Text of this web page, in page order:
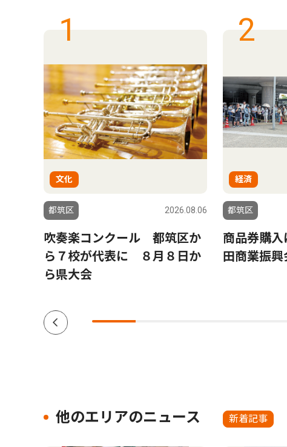
1
文化
都筑区 2026.08.06
吹奏楽コンクール 都筑区か
ら７校が代表に ８月８日か
ら県大会
2
経済
都筑区
商品券購
田商業振興
他のエリアのニュース 新着記事